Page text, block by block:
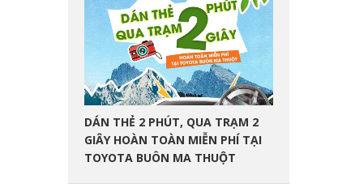
DÁN THẺ 2 PHÚT, QUA TRẠM 2
GIÂY HOÀN TOÀN MIỄN PHÍ TẠI
TOYOTA BUÔN MA THUỘT